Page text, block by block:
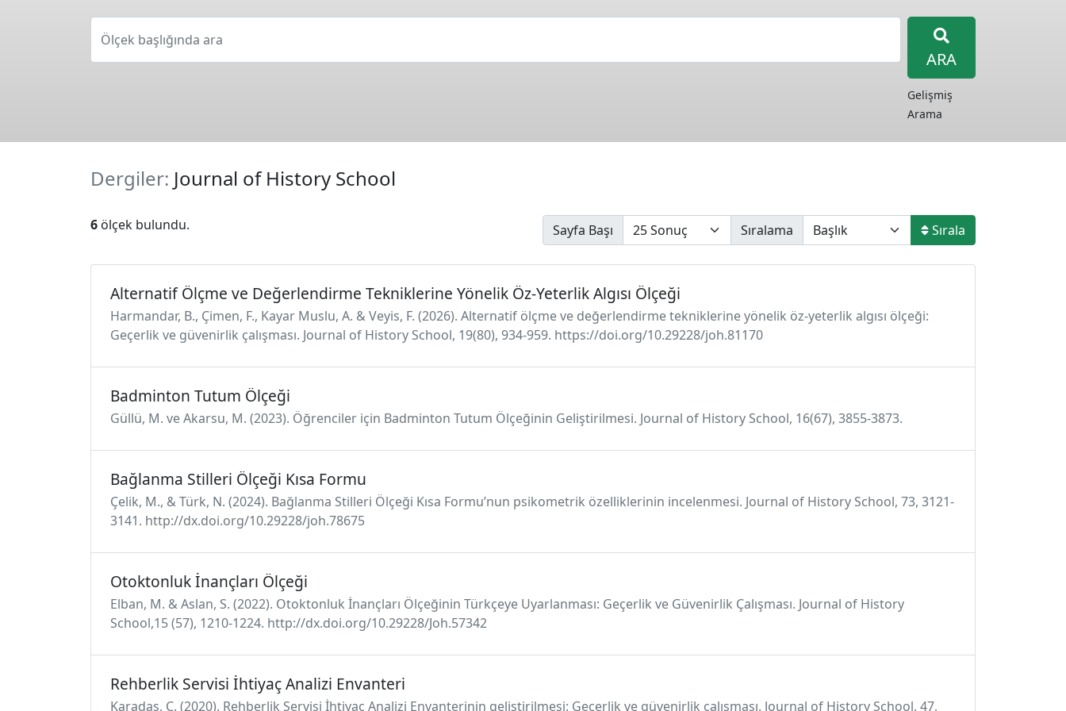
Ölçek başlığında ara
ARA
Gelişmiş
Arama
Dergiler: Journal of History School
6 ölçek bulundu. Sayfa Başı Sıralama Sırala
Alternatif Ölçme ve Değerlendirme Tekniklerine Yönelik Öz-Yeterlik Algısı Ölçeği
Harmandar, B., Çimen, F., Kayar Muslu, A. & Veyis, F. (2026). Alternatif ölçme ve değerlendirme tekniklerine yönelik öz-yeterlik algısı ölçeği:
Geçerlik ve güvenirlik çalışması. Journal of History School, 19(80), 934-959. https://doi.org/10.29228/joh.81170
Badminton Tutum Ölçeği
Güllü, M. ve Akarsu, M. (2023). Öğrenciler için Badminton Tutum Ölçeğinin Geliştirilmesi. Journal of History School, 16(67), 3855-3873.
Bağlanma Stilleri Ölçeği Kısa Formu
Çelik, M., & Türk, N. (2024). Bağlanma Stilleri Ölçeği Kısa Formu’nun psikometrik özelliklerinin incelenmesi. Journal of History School, 73, 3121-
3141. http://dx.doi.org/10.29228/joh.78675
Otoktonluk İnançları Ölçeği
Elban, M. & Aslan, S. (2022). Otoktonluk İnançları Ölçeğinin Türkçeye Uyarlanması: Geçerlik ve Güvenirlik Çalışması. Journal of History
School,15 (57), 1210-1224. http://dx.doi.org/10.29228/Joh.57342
Rehberlik Servisi İhtiyaç Analizi Envanteri
Karadaş, C. (2020). Rehberlik Servisi İhtiyaç Analizi Envanterinin geliştirilmesi: Geçerlik ve güvenirlik çalışması. Journal of History School, 47,